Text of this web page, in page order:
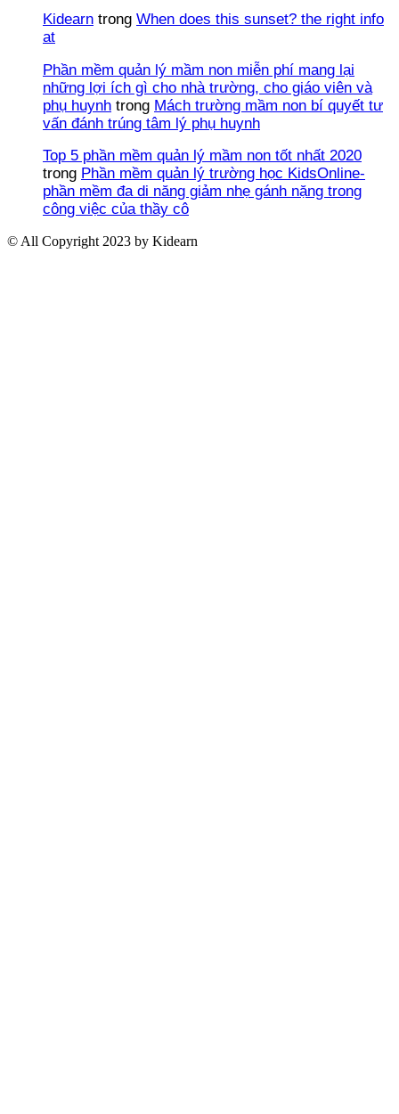
Kidearn trong When does this sunset? the right info
at
Phần mềm quản lý mầm non miễn phí mang lại
những lợi ích gì cho nhà trường, cho giáo viên và
phụ huynh trong Mách trường mầm non bí quyết tư
vấn đánh trúng tâm lý phụ huynh
Top 5 phần mềm quản lý mầm non tốt nhất 2020
trong Phần mềm quản lý trường học KidsOnline-
phần mềm đa di năng giảm nhẹ gánh nặng trong
công việc của thầy cô
© All Copyright 2023 by Kidearn